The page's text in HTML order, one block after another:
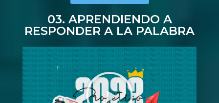
03. APRENDIENDO A
RESPONDER A LA PALABRA